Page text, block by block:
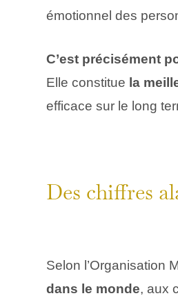
émotionnel des
C’est précisément
Elle constitue la
efficace sur le long
Des chiffres
Selon l’Organisation
dans le monde, aux